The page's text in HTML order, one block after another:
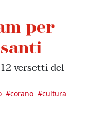
per
versetti del
#corano #cultura